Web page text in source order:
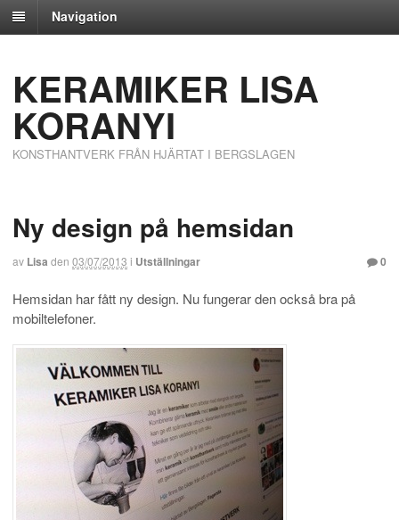
Navigation
KERAMIKER LISA
KORANYI
KONSTHANTVERK FRÅN HJÄRTAT I BERGSLAGEN
Ny design på hemsidan
av Lisa den 03/07/2013 i Utställningar 0
Hemsidan har fått ny design. Nu fungerar den också bra på
mobiltelefoner.